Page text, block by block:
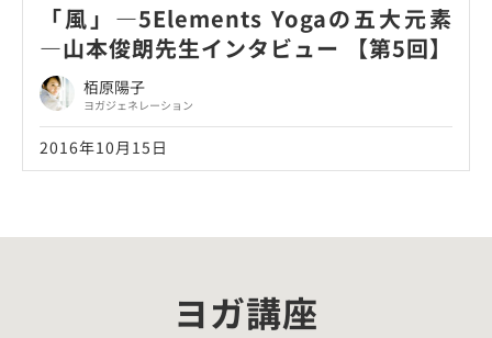
「風」―5Elements Yogaの五大元素
―山本俊朗先生インタビュー 【第5回】
栢原陽子
ヨガジェネレーション
2016年10月15日
ヨガ講座